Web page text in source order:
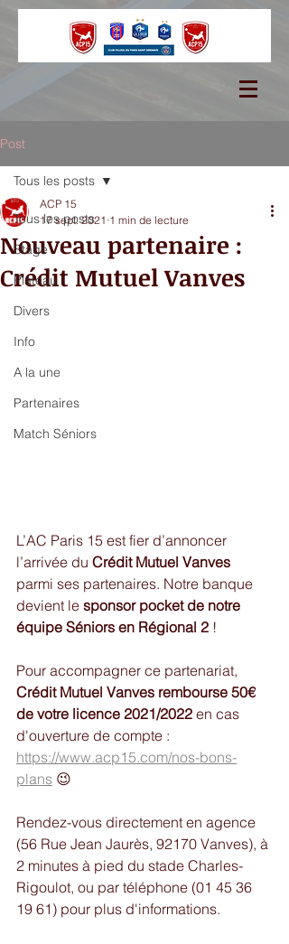
Post
Tous les posts
Stage
Plateau
Divers
Info
A la une
Partenaires
Match Séniors
Tous les posts
Nouveau partenaire :
Crédit Mutuel Vanves
ACP 15
17 sept. 2021 1 min de lecture
L’AC Paris 15 est fier d’annoncer
l’arrivée du Crédit Mutuel Vanves
parmi ses partenaires. Notre banque
devient le sponsor pocket de notre
équipe Séniors en Régional 2 !
Pour accompagner ce partenariat,
Crédit Mutuel Vanves rembourse 50€
de votre licence 2021/2022 en cas
d'ouverture de compte :
https://www.acp15.com/nos-bons-
plans 😉
Rendez-vous directement en agence
(56 Rue Jean Jaurès, 92170 Vanves), à
2 minutes à pied du stade Charles-
Rigoulot, ou par téléphone (01 45 36
19 61) pour plus d'informations.